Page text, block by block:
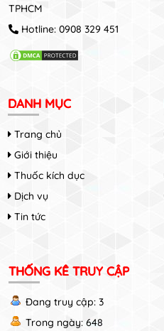
TPHCM
Hotline: 0908 329 451
DANH MỤC
Trang chủ
Giới thiệu
Thuốc kích dục
Dịch vụ
Tin tức
THỐNG KÊ TRUY CẬP
Đang truy cập: 3
Trong ngày: 648